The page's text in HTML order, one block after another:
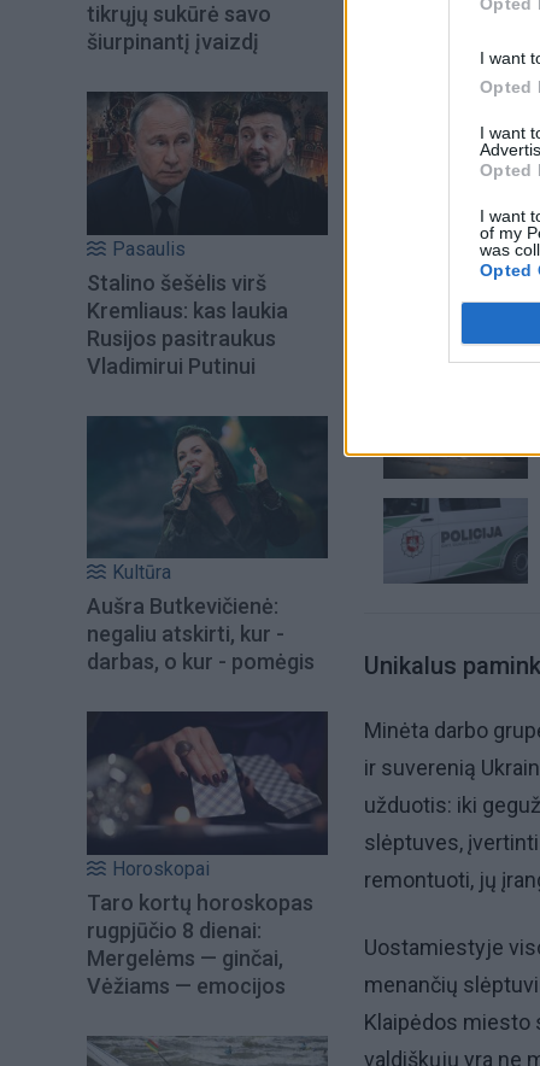
I want
Opted
I want
Opted
I want
of my
was
Opted
tikrųjų sukūrė savo
šiurpinantį įvaizdį
Pasaulis
Stalino šešėlis virš
Kremliaus: kas laukia
Rusijos pasitraukus
Vladimirui Putinui
Kultūra
Aušra Butkevičienė:
negaliu atskirti, kur -
darbas, o kur - pomėgis
Horoskopai
Taro kortų horoskopas
rugpjūčio 8 dienai:
Mergelėms — ginčai,
Vėžiams — emocijos
Šiuo metu
Unikalus
Minėta darbo
ir suverenią
užduotis: iki
slėptuves,
remontuoti, jų
Uostamiestyje
menančių
Klaipėdos miesto
valdiškųjų yra ne